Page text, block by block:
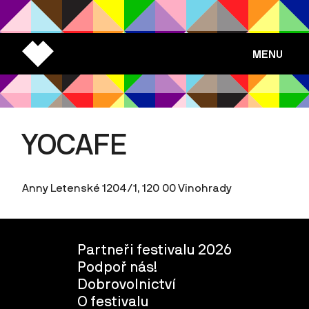
MENU
YOCAFE
Anny Letenské 1204/1, 120 00 Vinohrady
Partneři festivalu 2026
Podpoř nás!
Dobrovolnictví
O festivalu